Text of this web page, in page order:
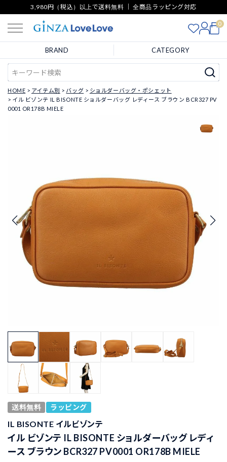
3,980円（税込）以上で送料無料 ｜ 全商品ラッピング対応
0
BRAND CATEGORY
HOME アイテム別 バッグ
ショルダーバッグ・ポシェット
イル ビゾンテ IL BISONTE ショルダーバッグ レディース ブラウン BCR327 PV
0001 OR178B MIELE
送料無料 ラッピング
IL BISONTE イルビゾンテ
イル ビゾンテ IL BISONTE ショルダーバッグ レディ
ース ブラウン BCR327 PV0001 OR178B MIELE